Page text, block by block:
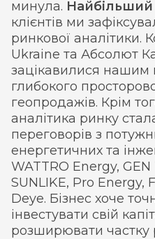
минула.
клієнтів ми
ринкової аналітики.
Ukraine та Абсолют
зацікавилися
глибокого
геопродажів. Крім
аналітика ринку
переговорів з
енергетичних та
WATTRO Energy, GEN
SUNLIKE, Pro Energy,
Deye. Бізнес хоче
інвестувати свій
розширювати частку